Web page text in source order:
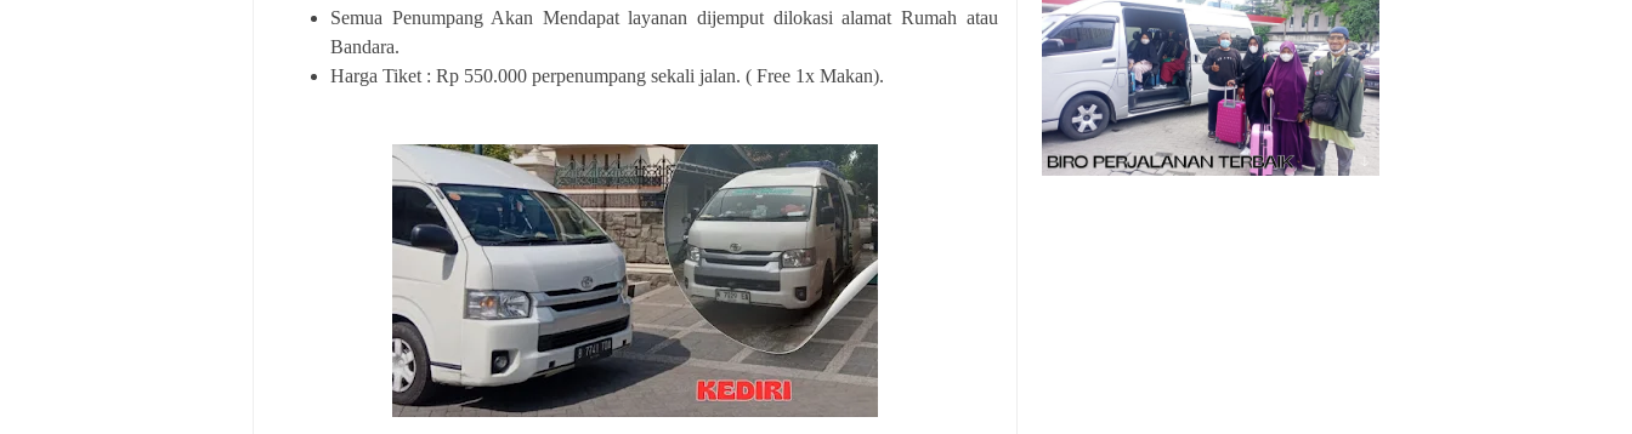
Semua Penumpang Akan Mendapat layanan dijemput dilokasi alamat Rumah atau
Bandara.
Harga Tiket : Rp 550.000 perpenumpang sekali jalan. ( Free 1x Makan).